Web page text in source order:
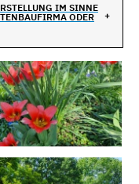
IM SINNE
ODER